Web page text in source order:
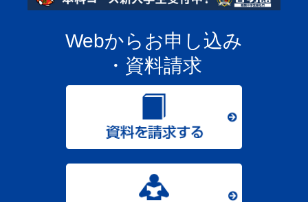
Webからお申し込み
・資料請求